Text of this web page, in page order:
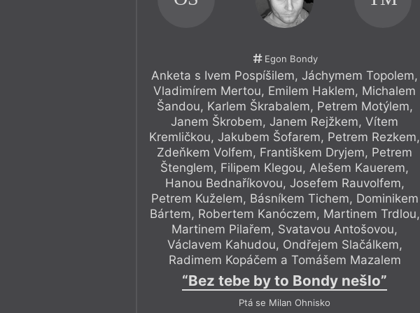
Egon Bondy
Anketa s Ivem Pospíšilem, Jáchymem Topolem,
Vladimírem Mertou, Emilem Haklem, Michalem
Šandou, Karlem Škrabalem, Petrem Motýlem,
Janem Škrobem, Janem Rejžkem, Vítem
Kremličkou, Jakubem Šofarem, Petrem Rezkem,
Zdeňkem Volfem, Františkem Dryjem, Petrem
Štenglem, Filipem Klegou, Alešem Kauerem,
Hanou Bednaříkovou, Josefem Rauvolfem,
Petrem Kuželem, Básníkem Tichem, Dominikem
Bártem, Robertem Kanóczem, Martinem Trdlou,
Martinem Pilařem, Svatavou Antošovou,
Václavem Kahudou, Ondřejem Slačálkem,
Radimem Kopáčem a Tomášem Mazalem
“Bez tebe by to Bondy nešlo”
Ptá se Milan Ohnisko